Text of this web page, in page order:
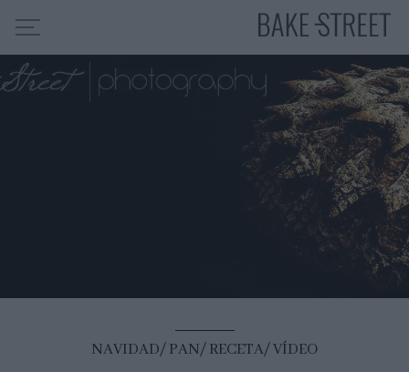
COLABORO CON
ES EN
NAVIDAD PAN RECETA VÍDEO